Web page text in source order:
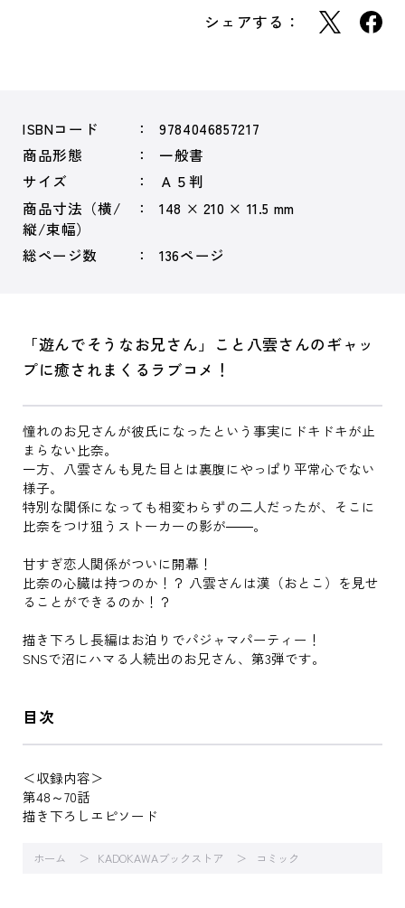
シェアする：
ISBNコード
9784046857217
商品形態
一般書
サイズ
Ａ５判
商品寸法（横/
縦/束幅）
148 × 210 × 11.5 mm
総ページ数 136ページ
「遊んでそうなお兄さん」こと八雲さんのギャッ
プに癒されまくるラブコメ！
憧れのお兄さんが彼氏になったという事実にドキドキが止
まらない比奈。
一方、八雲さんも見た目とは裏腹にやっぱり平常心でない
様子。
特別な関係になっても相変わらずの二人だったが、そこに
比奈をつけ狙うストーカーの影が――。
甘すぎ恋人関係がついに開幕！
比奈の心臓は持つのか！？ 八雲さんは漢（おとこ）を見せ
ることができるのか！？
描き下ろし長編はお泊りでパジャマパーティー！
SNSで沼にハマる人続出のお兄さん、第3弾です。
目次
＜収録内容＞
第48～70話
描き下ろしエピソード
ホーム KADOKAWAブックストア コミック